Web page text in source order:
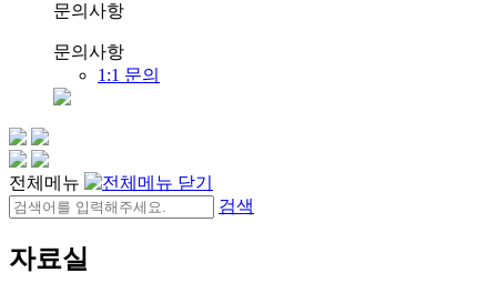
문의사항
문의사항
1:1 문의
전체메뉴
검색
자료실